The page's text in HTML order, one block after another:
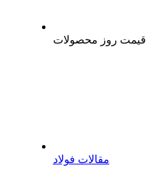
قیمت روز محصولات
مقالات فولاد